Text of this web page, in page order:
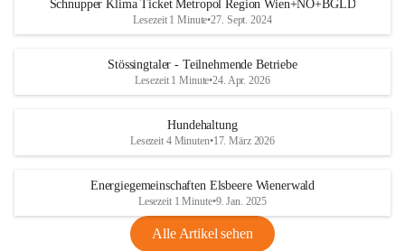
Schnupper Klima Ticket Metropol Region Wien+NÖ+BGLD
Lesezeit 1 Minute•27. Sept. 2024
Stössingtaler - Teilnehmende Betriebe
Lesezeit 1 Minute•24. Apr. 2026
Hundehaltung
Lesezeit 4 Minuten•17. März 2026
Energiegemeinschaften Elsbeere Wienerwald
Lesezeit 1 Minute•9. Jan. 2025
Alle Artikel sehen